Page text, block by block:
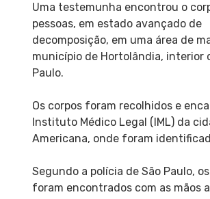
Uma testemunha encontrou o
pessoas, em estado avançado de
decomposição, em uma área de
município de Hortolândia, interior
Paulo.
Os corpos foram recolhidos e
Instituto Médico Legal (IML) da
Americana, onde foram
Segundo a polícia de São Paulo,
foram encontrados com as mãos